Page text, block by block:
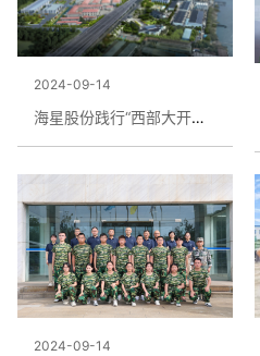
2024-09-14
海星股份践行“西部大开发”纪实
2024-09-14